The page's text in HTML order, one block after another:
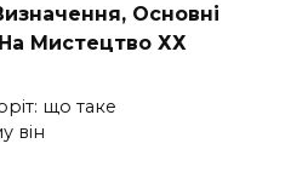
Основні
Мистецтво ХХ
що таке
він